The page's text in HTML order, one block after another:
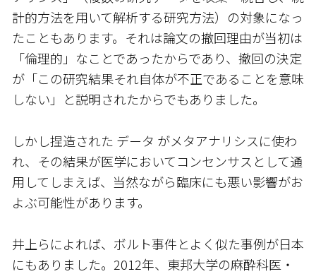
計的方法を用いて解析する研究方法）の対象になっ
たこともあります。それは論文の撤回理由が当初は
「倫理的」なことであったからであり、撤回の決定
が「この研究結果それ自体が不正であることを意味
しない」と説明されたからでもありました。
しかし捏造された データ がメタアナリシスに使わ
れ、その結果が医学においてコンセンサスとして通
用してしまえば、当然ながら臨床にも悪い影響がお
よぶ可能性があります。
井上らによれば、ボルト事件とよく似た事例が日本
にもありました。2012年、東邦大学の麻酔科医・